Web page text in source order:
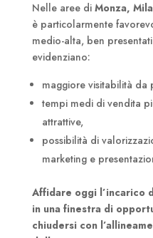
Nelle aree di Monza,
è particolarmente
medio-alta, ben
evidenziano:
maggiore visitabilità da
tempi medi di vendita
attrattive,
possibilità di
marketing e
Affidare oggi l’incarico
in una finestra di
chiudersi con